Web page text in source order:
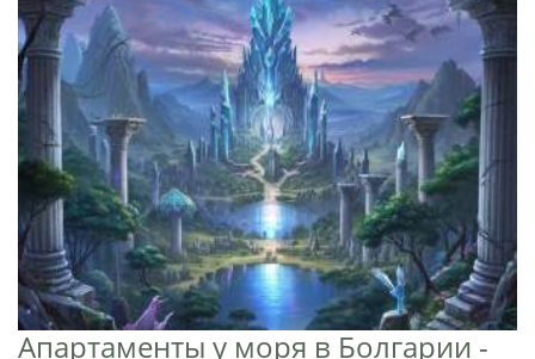
Апартаменты у моря в Болгарии -